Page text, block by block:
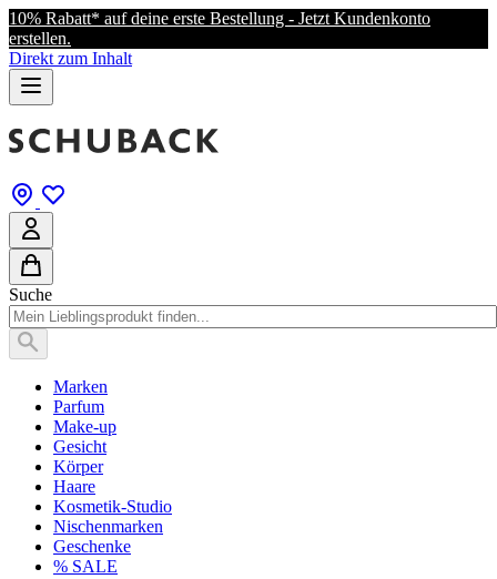
10% Rabatt* auf deine erste Bestellung - Jetzt Kundenkonto
erstellen.
Direkt zum Inhalt
Suche
Marken
Parfum
Make-up
Gesicht
Körper
Haare
Kosmetik-Studio
Nischenmarken
Geschenke
% SALE